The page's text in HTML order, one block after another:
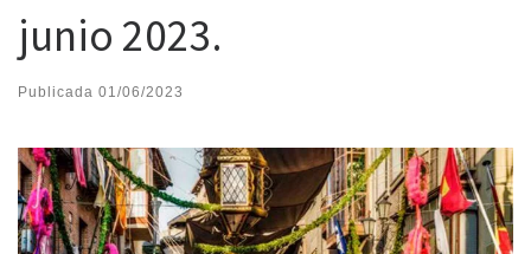
junio 2023.
Publicada 01/06/2023